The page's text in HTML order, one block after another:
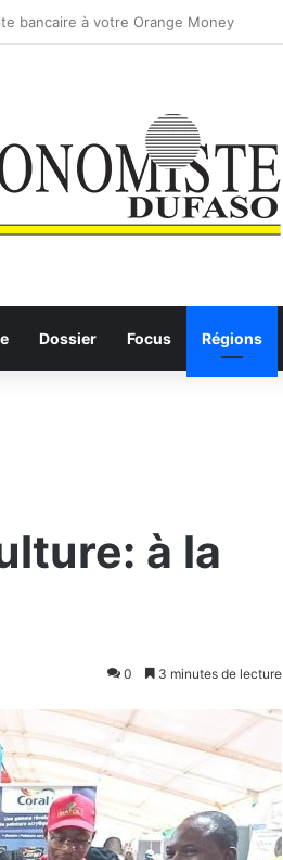
la compétition
Dossier Focus Régions
à la
0 3 minutes de lecture